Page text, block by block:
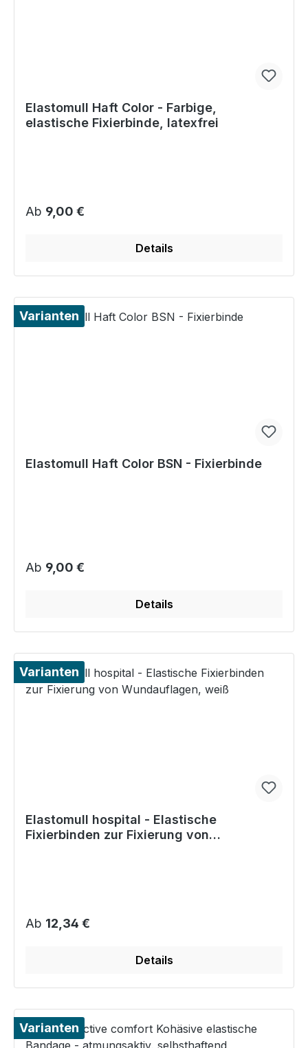
Elastomull Haft Color - Farbige,
elastische Fixierbinde, latexfrei
Regulärer Preis:
Ab 9,00 €
Details
Varianten
Elastomull Haft Color BSN - Fixierbinde
Regulärer Preis:
Ab 9,00 €
Details
Varianten
Elastomull hospital - Elastische
Fixierbinden zur Fixierung von
Regulärer Preis:
Ab 12,34 €
Details
Varianten